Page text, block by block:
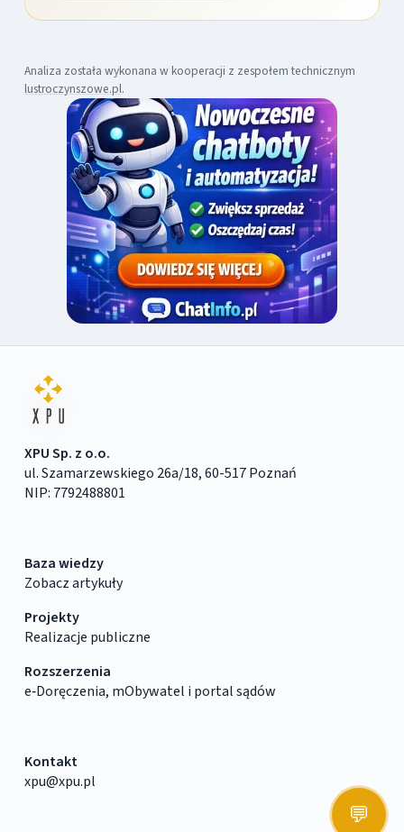
Analiza została wykonana w kooperacji z zespołem technicznym
lustroczynszowe.pl.
XPU Sp. z o.o.
ul. Szamarzewskiego 26a/18, 60-517 Poznań
NIP: 7792488801
Baza wiedzy
Zobacz artykuły
Projekty
Realizacje publiczne
Rozszerzenia
e‑Doręczenia, mObywatel i portal sądów
Kontakt
xpu@xpu.pl
💬